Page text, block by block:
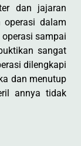
dan jajaran
dalam
sampai
sangat
dilengkapi
dan menutup
annya tidak